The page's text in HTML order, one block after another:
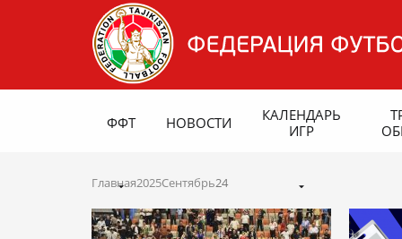
ФФТ НОВОСТИ
КАЛЕНДАРЬ
ИГР
Главная2025Сентябрь24